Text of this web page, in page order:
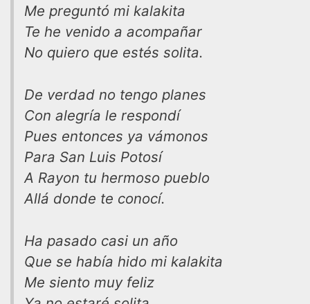
Me preguntó mi kalakita
Te he venido a acompañar
No quiero que estés solita.
De verdad no tengo planes
Con alegría le respondí
Pues entonces ya vámonos
Para San Luis Potosí
A Rayon tu hermoso pueblo
Allá donde te conocí.
Ha pasado casi un año
Que se había hido mi kalakita
Me siento muy feliz